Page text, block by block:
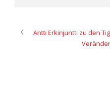
Antti Erkinjuntti zu den